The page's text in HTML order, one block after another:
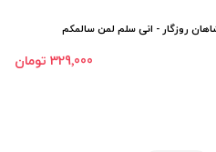
روزگار - انی سلم لمن سالمکم
329٬000 تومان